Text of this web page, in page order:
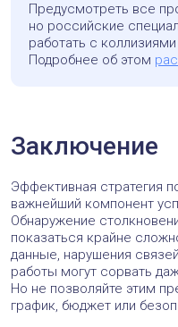
Предусмотреть все
но российские
работать с
Подробнее об этом
Заключение
Эффективная стратегия
важнейший компонент
Обнаружение
показаться крайне
данные, нарушения
работы могут сорвать
Но не позволяйте этим
график, бюджет или